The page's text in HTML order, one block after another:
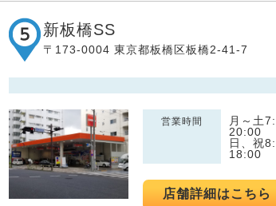
新板橋SS
〒173-0004 東京都板橋区板橋2-41-7
営業時間
月～土
20:00
日、祝
18:00
店舗詳細はこちら